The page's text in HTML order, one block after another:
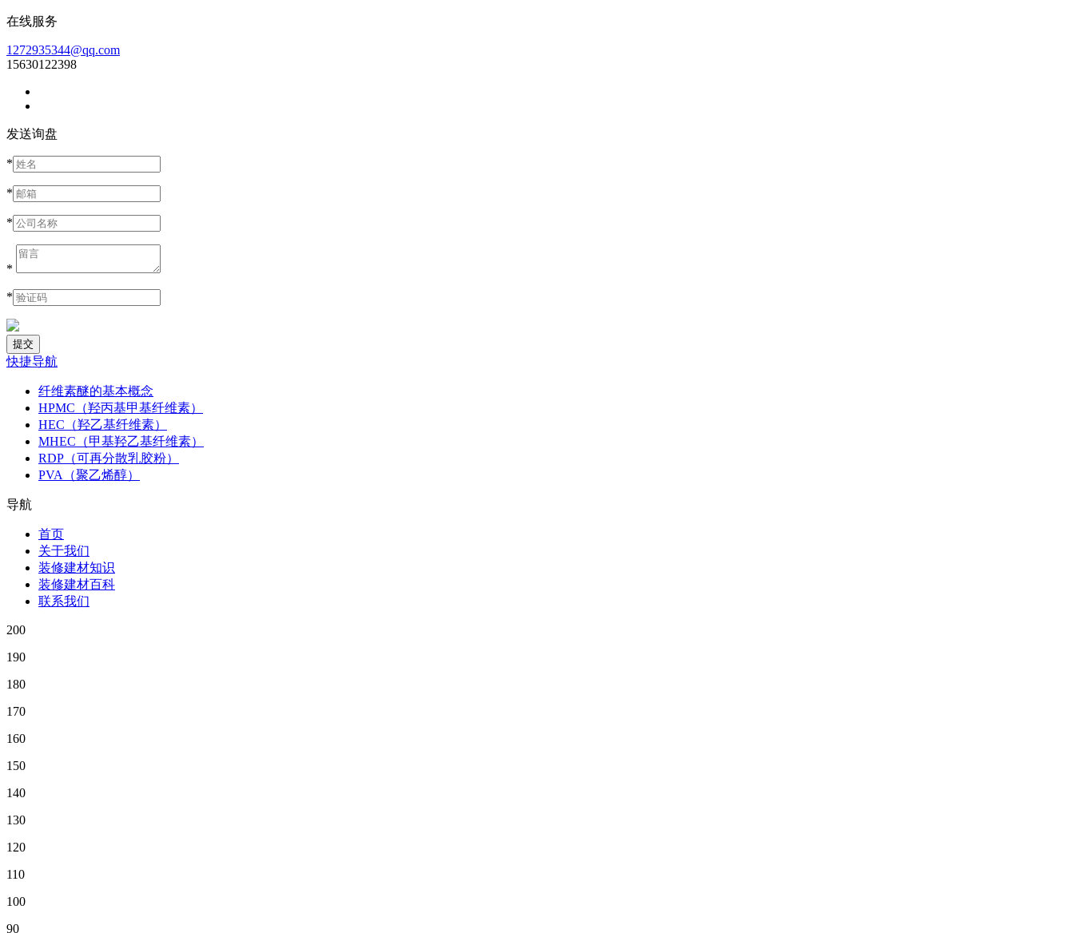
在线服务
1272935344@qq.com
15630122398
发送询盘
*
*
*
*
*
快捷导航
纤维素醚的基本概念
HPMC（羟丙基甲基纤维素）
HEC（羟乙基纤维素）
MHEC（甲基羟乙基纤维素）
RDP（可再分散乳胶粉）
PVA（聚乙烯醇）
导航
首页
关于我们
装修建材知识
装修建材百科
联系我们
200
190
180
170
160
150
140
130
120
110
100
90